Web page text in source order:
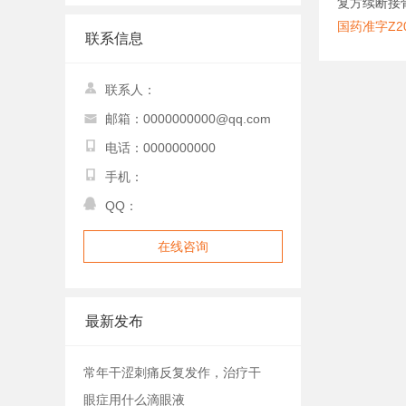
国药准字
联系信息
联系人：
邮箱：0000000000@qq.com
电话：0000000000
手机：
QQ：
在线咨询
最新发布
常年干涩刺痛反复发作，治疗干
眼症用什么滴眼液